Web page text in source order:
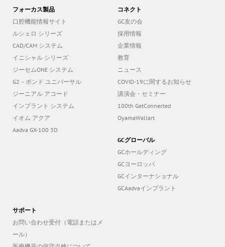
フォーカス製品
口腔機能情報サイト
ルシェロ シリーズ
CAD/CAM システム
イニシャル シリーズ
G2－ボンド ユニバーサル
ジーニアル アコード
インプラント システム
イオム アクア
コネクト
GC友の会
採用情報
企業情報
教育
COVID-19に関するお知らせ
講演会・セミナー
OyamaWallart
GCグローバル
GCホールディング
GCインターナショナル
GCAadvaインプラント
サポート
お問い合わせ受付（電話またはメ
ール）